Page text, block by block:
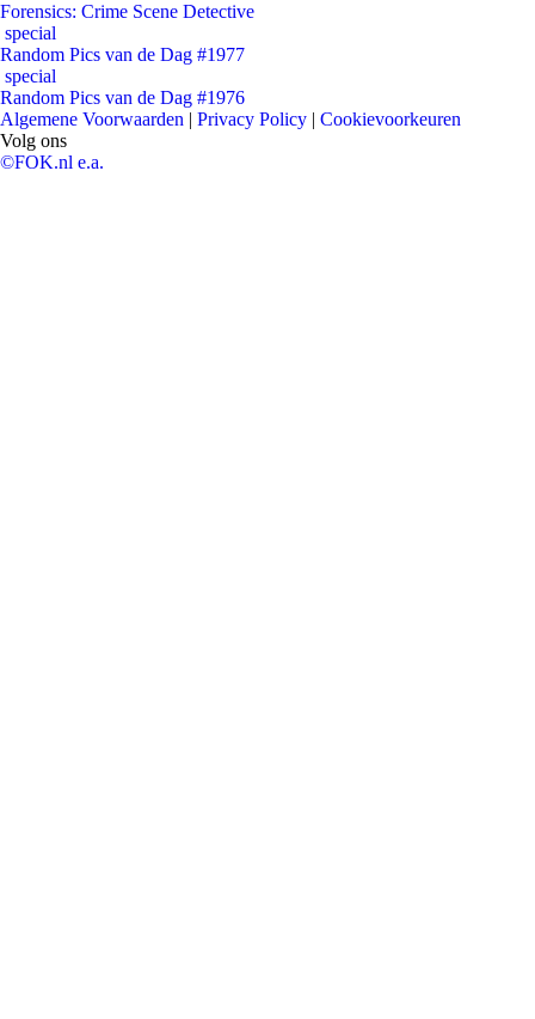
Forensics: Crime Scene Detective
special
Random Pics van de Dag #1977
special
Random Pics van de Dag #1976
Algemene Voorwaarden | Privacy Policy | Cookievoorkeuren
Volg ons
©FOK.nl e.a.